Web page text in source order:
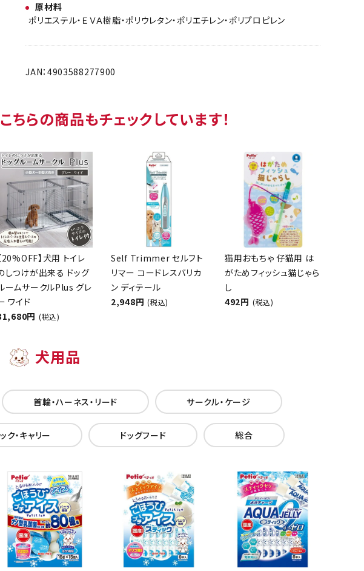
原材料
ポリエステル・ＥＶＡ樹脂・ポリウレタン・ポリエチレン・ポリプロピレン
JAN：4903588277900
ちらの商品もチェックしています！
20%OFF】犬用 トイレ
しつけが出来る ドッグ
ームサークルPlus グレ
ワイド
円 (税込)
Self Trimmer セルフト
リマー コードレスバリカ
ン ディテール
2,948円 (税込)
猫用おもちゃ 仔猫用 は
がためフィッシュ猫じゃら
し
492円 (税込)
犬用品
首輪・ハーネス・リード サークル・ケージ
ク・キャリー ドッグフード 総合